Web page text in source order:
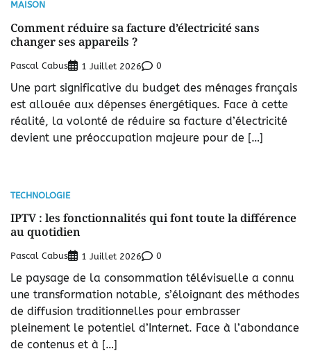
MAISON
Comment réduire sa facture d’électricité sans
changer ses appareils ?
Pascal Cabus 1 Juillet 2026 0
Une part significative du budget des ménages français
est allouée aux dépenses énergétiques. Face à cette
réalité, la volonté de réduire sa facture d’électricité
devient une préoccupation majeure pour de […]
TECHNOLOGIE
IPTV : les fonctionnalités qui font toute la différence
au quotidien
Pascal Cabus 1 Juillet 2026 0
Le paysage de la consommation télévisuelle a connu
une transformation notable, s’éloignant des méthodes
de diffusion traditionnelles pour embrasser
pleinement le potentiel d’Internet. Face à l’abondance
de contenus et à […]